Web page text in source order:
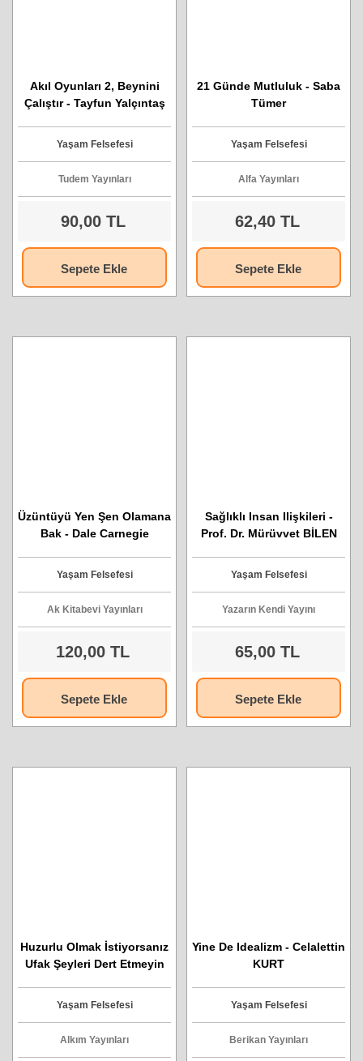
Akıl Oyunları 2, Beynini
Çalıştır - Tayfun Yalçıntaş
Yaşam Felsefesi
Tudem Yayınları
90,00 TL
Sepete Ekle
21 Günde Mutluluk - Saba
Tümer
Yaşam Felsefesi
Alfa Yayınları
62,40 TL
Sepete Ekle
Üzüntüyü Yen Şen Olamana
Bak - Dale Carnegie
Yaşam Felsefesi
Ak Kitabevi Yayınları
120,00 TL
Sepete Ekle
Sağlıklı Insan Ilişkileri -
Prof. Dr. Mürüvvet BİLEN
Yaşam Felsefesi
Yazarın Kendi Yayını
65,00 TL
Sepete Ekle
Huzurlu Olmak İstiyorsanız
Ufak Şeyleri Dert Etmeyin
Yaşam Felsefesi
Alkım Yayınları
Yine De Idealizm - Celalettin
KURT
Yaşam Felsefesi
Berikan Yayınları